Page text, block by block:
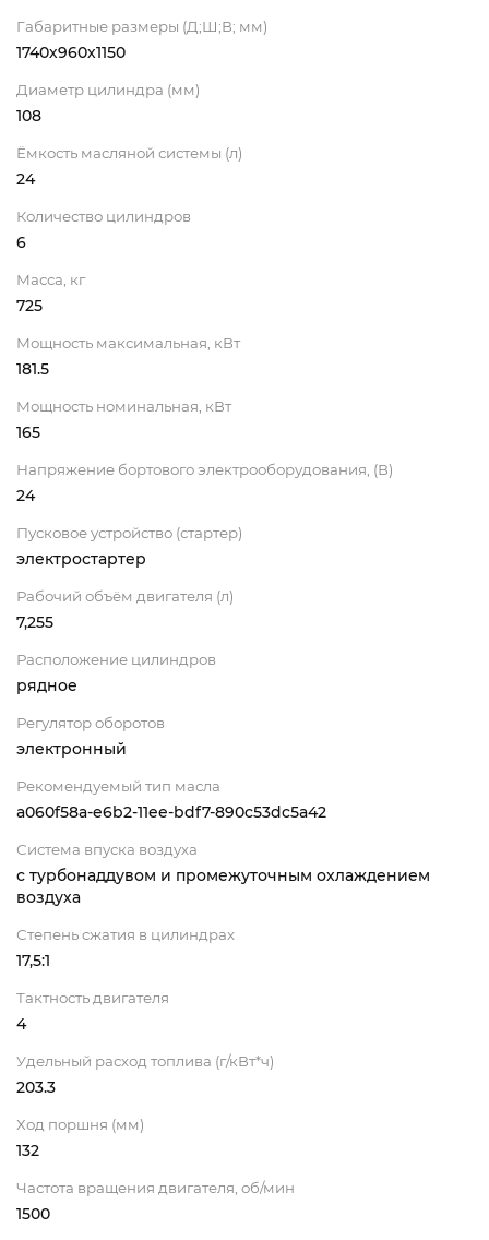
Габаритные размеры (Д;Ш;В; мм)
1740х960х1150
Диаметр цилиндра (мм)
108
Ёмкость масляной системы (л)
24
Количество цилиндров
6
Масса, кг
725
Мощность максимальная, кВт
181.5
Мощность номинальная, кВт
165
Напряжение бортового электрооборудования, (В)
24
Пусковое устройство (стартер)
электростартер
Рабочий объём двигателя (л)
7,255
Расположение цилиндров
рядное
Регулятор оборотов
электронный
Рекомендуемый тип масла
a060f58a-e6b2-11ee-bdf7-890c53dc5a42
Система впуска воздуха
с турбонаддувом и промежуточным охлаждением
воздуха
Степень сжатия в цилиндрах
17,5:1
Тактность двигателя
4
Удельный расход топлива (г/кВт*ч)
203.3
Ход поршня (мм)
132
Частота вращения двигателя, об/мин
1500